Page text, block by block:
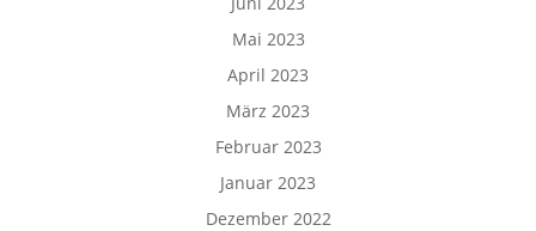
Mai 2023
April 2023
März 2023
Februar 2023
Januar 2023
Dezember 2022